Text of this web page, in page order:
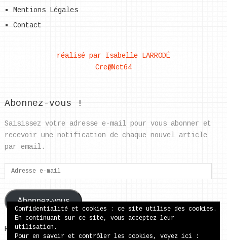
Mentions Légales
Contact
réalisé par Isabelle LARRODÉ
Cre@Net64
Abonnez-vous !
Saisissez votre adresse e-mail pour vous abonner et
recevoir une notification de chaque nouvel article
par email.
Adresse
e-
mail
Abonnez-vous
Rejoignez les 37 autres abonnés
Confidentialité et cookies : ce site utilise des cookies.
En continuant sur ce site, vous acceptez leur
utilisation.
Pour en savoir et contrôler les cookies, voyez ici :